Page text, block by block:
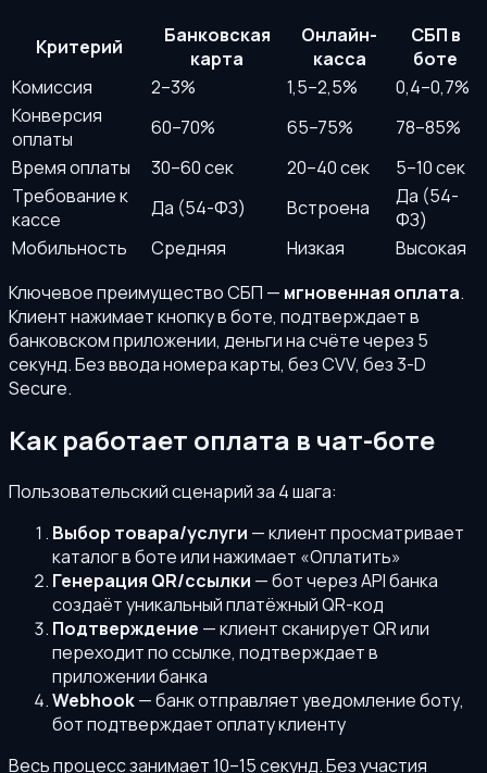
Критерий
Банковская
карта
Онлайн-
касса
СБП в
боте
Комиссия
2–3% 1,5–2,5%
0,4–0,7%
Конверсия
оплаты
60–70% 65–75%
78–85%
Время оплаты
30–60 сек 20–40 сек
5–10 сек
Требование к
кассе
Да (54-ФЗ) Встроена
Да (54-
ФЗ)
Мобильность
Средняя Низкая
Высокая
Ключевое преимущество СБП — мгновенная оплата.
Клиент нажимает кнопку в боте, подтверждает в
банковском приложении, деньги на счёте через 5
секунд. Без ввода номера карты, без CVV, без 3-D
Secure.
Как работает оплата в чат-боте
Пользовательский сценарий за 4 шага:
Выбор товара/услуги — клиент просматривает
каталог в боте или нажимает «Оплатить»
Генерация QR/ссылки — бот через API банка
создаёт уникальный платёжный QR-код
Подтверждение — клиент сканирует QR или
переходит по ссылке, подтверждает в
приложении банка
Webhook— банк отправляет уведомление боту,
бот подтверждает оплату клиенту
Весь процесс занимает 10–15 секунд. Без участия